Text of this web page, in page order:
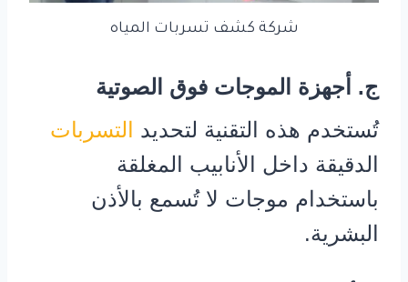
شركة كشف تسربات المياه
ج. أجهزة الموجات فوق الصوتية
تُستخدم هذه التقنية لتحديد التسربات
الدقيقة داخل الأنابيب المغلقة
باستخدام موجات لا تُسمع بالأذن
البشرية.